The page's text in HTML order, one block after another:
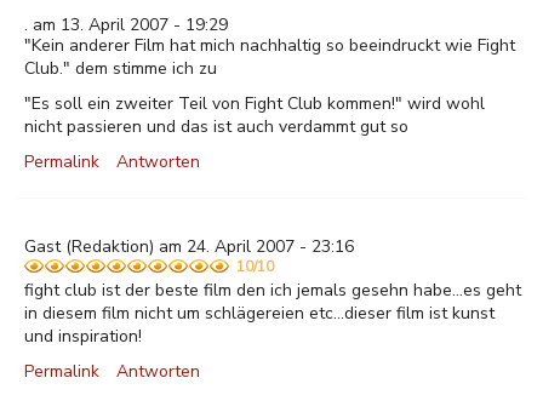
. am 13. April 2007 - 19:29
"Kein anderer Film hat mich nachhaltig so beeindruckt wie Fight
Club." dem stimme ich zu
"Es soll ein zweiter Teil von Fight Club kommen!" wird wohl
nicht passieren und das ist auch verdammt gut so
Permalink
Antworten
Gast (Redaktion) am 24. April 2007 - 23:16
10/10
fight club ist der beste film den ich jemals gesehn habe...es geht
in diesem film nicht um schlägereien etc...dieser film ist kunst
und inspiration!
Permalink
Antworten